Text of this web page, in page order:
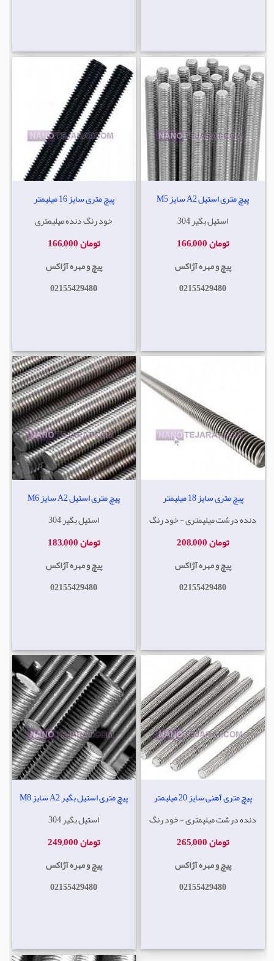
پیچ متری سایز 16 میلیمتر
خود رنگ دنده میلیمتری
166,000 تومان
پیچ و مهره آژاکس
02155429480
پیچ متری استیل A2 سایز M5
استیل بگیر 304
166,000 تومان
پیچ و مهره آژاکس
02155429480
پیچ متری استیل A2 سایز M6
استیل بگیر 304
183,000 تومان
پیچ و مهره آژاکس
02155429480
پیچ متری سایز 18 میلیمتر
دنده درشت میلیمتری - خود رنگ
208,000 تومان
پیچ و مهره آژاکس
02155429480
پیچ متری استیل بگیر A2 سایز M8
استیل بگیر 304
249,000 تومان
پیچ و مهره آژاکس
02155429480
پیچ متری آهنی سایز 20 میلیمتر
دنده درشت میلیمتری - خود رنگ
265,000 تومان
پیچ و مهره آژاکس
02155429480